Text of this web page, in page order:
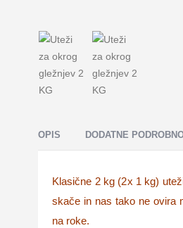
OPIS DODATNE
Klasične 2 kg (2x 1 kg)
skače in nas tako ne ovira
na roke.